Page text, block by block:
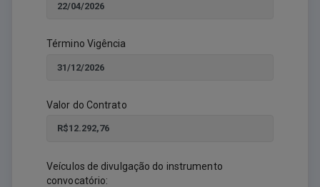
Término Vigência
Valor do Contrato
Veículos de divulgação do instrumento
convocatório: